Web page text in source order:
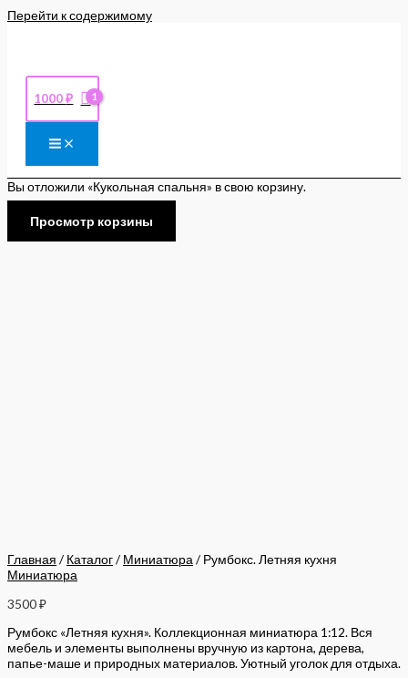
Перейти к содержимому
1000₽
Вы отложили «Кукольная спальня» в свою корзину.
Просмотр корзины
Главная / Каталог/ Миниатюра / Румбокс. Летняя кухня
Миниатюра
3500₽
Румбокс «Летняя кухня». Коллекционная миниатюра 1:12. Вся
мебель и элементы выполнены вручную из картона, дерева,
папье-маше и природных материалов. Уютный уголок для отдыха.